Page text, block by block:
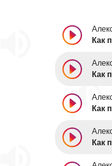
Как
Как
Как
Как